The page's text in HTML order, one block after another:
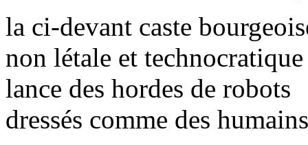
la ci-devant caste
non létale et technocratique
lance des hordes de robots
dressés comme des humains